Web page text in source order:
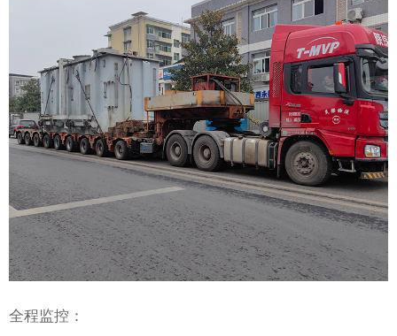
全程监控：